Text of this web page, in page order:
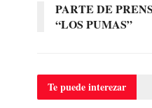
PARTE DE
“LOS PUMAS”
Te puedeinterezar